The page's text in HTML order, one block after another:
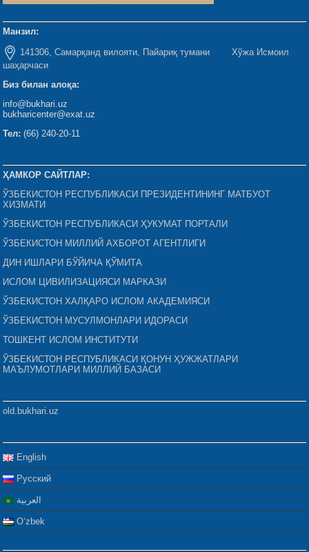
Манзил:
141306, Самарқанд вилояти, Пайариқ тумани Хўжа Исмоил
шаҳарчаси
Биз билан алоқа:
info@bukhari.uz
bukharicenter@exat.uz
Тел: (66) 240-20-11
ҲАМКОР САЙТЛАР:
ЎЗБЕКИСТОН РЕСПУБЛИКАСИ ПРЕЗИДЕНТИНИНГ МАТБУОТ
ХИЗМАТИ
ЎЗБЕКИСТОН РЕСПУБЛИКАСИ ҲУКУМАТ ПОРТАЛИ
ЎЗБЕКИСТОН МИЛЛИЙ АХБОРОТ АГЕНТЛИГИ
ДИН ИШЛАРИ БЎЙИЧА ҚЎМИТА
ИСЛОМ ЦИВИЛИЗАЦИЯСИ МАРКАЗИ
ЎЗБЕКИСТОН ХАЛҚАРО ИСЛОМ АКАДЕМИЯСИ
ЎЗБЕКИСТОН МУСУЛМОНЛАРИ ИДОРАСИ
ТОШКЕНТ ИСЛОМ ИНСТИТУТИ
ЎЗБЕКИСТОН РЕСПУБЛИКАСИ ҚОНУН ҲУЖЖАТЛАРИ
МАЪЛУМОТЛАРИ МИЛЛИЙ БАЗАСИ
old.bukhari.uz
English
Русский
العربية
Oʻzbek